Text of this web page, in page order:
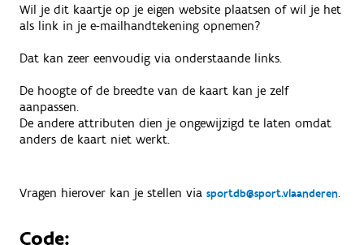
Wil je dit kaartje op je eigen website plaatsen of wil je het
als link in je e-mailhandtekening opnemen?
Dat kan zeer eenvoudig via onderstaande links.
De hoogte of de breedte van de kaart kan je zelf
aanpassen.
De andere attributen dien je ongewijzigd te laten omdat
anders de kaart niet werkt.
Vragen hierover kan je stellen via sportdb@sport.vlaanderen.
Code: